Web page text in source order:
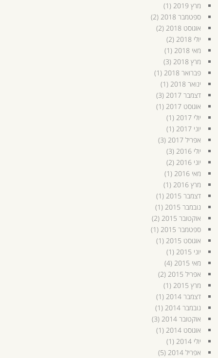
מרץ 2019
(1)
ספטמבר 2018
(2)
אוגוסט 2018
(2)
יולי 2018
(2)
מאי 2018
(1)
מרץ 2018
(3)
פברואר 2018
(1)
ינואר 2018
(1)
דצמבר 2017
(3)
אוגוסט 2017
(1)
יולי 2017
(1)
יוני 2017
(1)
אפריל 2017
(3)
יולי 2016
(3)
יוני 2016
(2)
מאי 2016
(1)
מרץ 2016
(1)
דצמבר 2015
(1)
נובמבר 2015
(1)
אוקטובר 2015
(2)
ספטמבר 2015
(1)
אוגוסט 2015
(1)
יוני 2015
(1)
מאי 2015
(4)
אפריל 2015
(2)
מרץ 2015
(1)
דצמבר 2014
(1)
נובמבר 2014
(1)
אוקטובר 2014
(3)
אוגוסט 2014
(1)
יולי 2014
(1)
אפריל 2014
(5)